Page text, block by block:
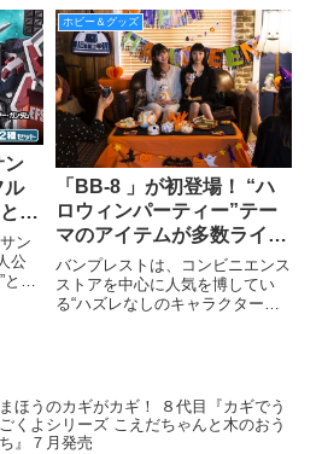
た。
るキャラクターランドの商品は、
ほとんど「売切御免」の限定生
産、受注生産のアイテムです。完
売する前にお買い求めください
ン
ル
ン
公
敵
ホビー＆グッズ
「BB-8 」が初登場！ “ハ
ロウィンパーティー”テー
マのアイテムが多数ライン
ナップ！ TM 『一番くじ ス
ター・ウォーズ ハロウィ
ン』 10月上旬より販売開
バンプレストは、コンビニエンス
ストアを中心に人気を博してい
る“ハズレなしのキャラクターく
店舗などで展開します。
まほうのカギがカギ！ ８代目『カギでう
ごくよシリーズ こえだちゃんと木のおう
ち』７月発売